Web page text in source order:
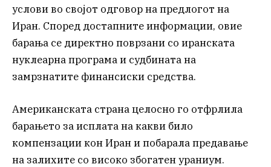
услови во својот одговор на предлогот на
Иран. Според достапните информации, овие
барања се директно поврзани со иранската
нуклеарна програма и судбината на
замрзнатите финансиски средства.
Американската страна целосно го отфрлила
барањето за исплата на какви било
компензации кон Иран и побарала предавање
на залихите со високо збогатен ураниум.